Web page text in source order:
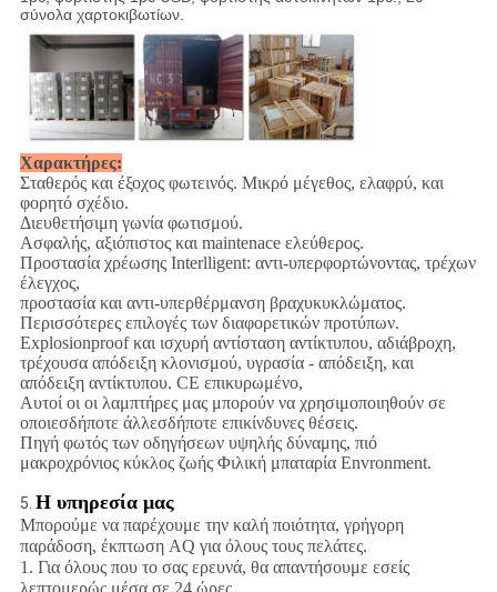
σύνολα χαρτοκιβωτίων.
Χαρακτήρες:
Σταθερός και έξοχος φωτεινός. Μικρό μέγεθος, ελαφρύ, και
φορητό σχέδιο.
Διευθετήσιμη γωνία φωτισμού.
Ασφαλής, αξιόπιστος και maintenace ελεύθερος.
Προστασία χρέωσης Interlligent: αντι-υπερφορτώνοντας, τρέχων
έλεγχος,
προστασία και αντι-υπερθέρμανση βραχυκυκλώματος.
Περισσότερες επιλογές των διαφορετικών προτύπων.
Explosionproof και ισχυρή αντίσταση αντίκτυπου, αδιάβροχη,
τρέχουσα απόδειξη κλονισμού, υγρασία - απόδειξη, και
απόδειξη αντίκτυπου. CE επικυρωμένο,
Αυτοί οι οι λαμπτήρες μας μπορούν να χρησιμοποιηθούν σε
οποιεσδήποτε άλλεσδήποτε επικίνδυνες θέσεις.
Πηγή φωτός των οδηγήσεων υψηλής δύναμης, πιό
μακροχρόνιος κύκλος ζωής Φιλική μπαταρία Envronment.
5. Η υπηρεσία μας
Μπορούμε να παρέχουμε την καλή ποιότητα, γρήγορη
παράδοση, έκπτωση AQ για όλους τους πελάτες.
1. Για όλους που το σας ερευνά, θα απαντήσουμε εσείς
λεπτομερώς μέσα σε 24 ώρες.